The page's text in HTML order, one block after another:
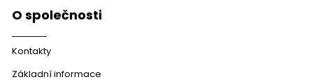
O společnosti
Kontakty
Základní informace